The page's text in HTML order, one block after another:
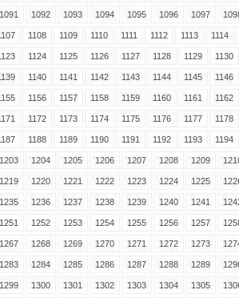
1091 1092 1093 1094 1095 1096 1097
1108 1109 1110 1111 1112 1113 1114
1124 1125 1126 1127 1128 1129 1130
1140 1141 1142 1143 1144 1145 1146
1156 1157 1158 1159 1160 1161 1162
1172 1173 1174 1175 1176 1177 1178
1188 1189 1190 1191 1192 1193 1194
1203 1204 1205 1206 1207 1208 1209
1219 1220 1221 1222 1223 1224 1225
1235 1236 1237 1238 1239 1240 1241
1251 1252 1253 1254 1255 1256 1257
1267 1268 1269 1270 1271 1272 1273
1283 1284 1285 1286 1287 1288 1289
1299 1300 1301 1302 1303 1304 1305